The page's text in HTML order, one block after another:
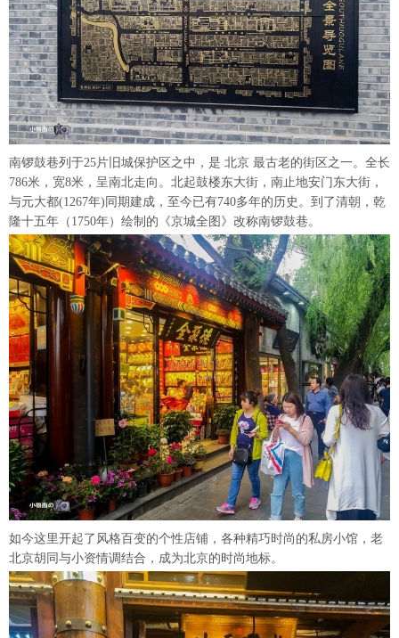
南锣鼓巷列于25片旧城保护区之中，是 北京 最古老的街区之一。全长
786米，宽8米，呈南北走向。北起鼓楼东大街，南止地安门东大街，
与元大都(1267年)同期建成，至今已有740多年的历史。到了清朝，乾
隆十五年（1750年）绘制的《京城全图》改称南锣鼓巷。
如今这里开起了风格百变的个性店铺，各种精巧时尚的私房小馆，老
北京胡同与小资情调结合，成为北京的时尚地标。